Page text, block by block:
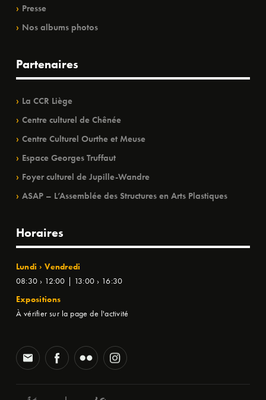
Presse
Nos albums photos
Partenaires
La CCR Liège
Centre culturel de Chênée
Centre Culturel Ourthe et Meuse
Espace Georges Truffaut
Foyer culturel de Jupille-Wandre
ASAP – L’Assemblée des Structures en Arts Plastiques
Horaires
Lundi › Vendredi
08:30 › 12:00 | 13:00 › 16:30
Expositions
À vérifier sur la page de l'activité